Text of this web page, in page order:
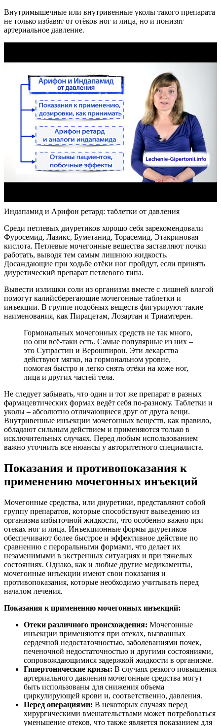
Внутримышечные или внутривенные уколы такого препарата
не только избавят от отёков ног и лица, но и понизят
артериальное давление.
Индапамид и Арифон ретард: таблетки от давления
Среди петлевых диуретиков хорошо себя зарекомендовали
Фуросемид, Лазикс, Буметанид, Торасемид, Этакриновая
кислота. Петлевые мочегонные вещества заставляют почки
работать, выводя тем самым лишнюю жидкость.
Досаждающие при ходьбе отёки ног пройдут, если принять
диуретический препарат петлевого типа.
Вывести излишки соли из организма вместе с лишней влагой
помогут калийсберегающие мочегонные таблетки и
инъекции. В группе подобных веществ фигурируют такие
наименования, как Пирацетам, Лозартан и Триамтерен.
Гормональных мочегонных средств не так много,
но они всё-таки есть. Самые популярные из них –
это Супрастин и Верошпирон. Эти лекарства
действуют мягко, на гормональном уровне,
помогая быстро и легко снять отёки на коже ног,
лица и других частей тела.
Не следует забывать, что один и тот же препарат в разных
фармацевтических формах ведёт себя по-разному. Таблетки и
уколы – абсолютно отличающиеся друг от друга вещи.
Внутривенные инъекции мочегонных веществ, как правило,
обладают сильным действием и применяются только в
исключительных случаях. Перед любым использованием
важно уточнить все нюансы у авторитетного специалиста.
Показания и противопоказания к
применению мочегонных инъекций
Мочегонные средства, или диуретики, представляют собой
группу препаратов, которые способствуют выведению из
организма избыточной жидкости, что особенно важно при
отеках ног и лица. Инъекционные формы диуретиков
обеспечивают более быстрое и эффективное действие по
сравнению с пероральными формами, что делает их
незаменимыми в экстренных ситуациях и при тяжелых
состояниях. Однако, как и любые другие медикаменты,
мочегонные инъекции имеют свои показания и
противопоказания, которые необходимо учитывать перед
началом лечения.
Показания к применению мочегонных инъекций:
Отеки различного происхождения: Мочегонные
инъекции применяются при отеках, вызванных
сердечной недостаточностью, заболеваниями почек,
печеночной недостаточностью и другими состояниями,
сопровождающимися задержкой жидкости в организме.
Гипертонические кризы: В случаях резкого повышения
артериального давления мочегонные средства могут
быть использованы для снижения объема
циркулирующей крови и, соответственно, давления.
Перед операциями: В некоторых случаях перед
хирургическими вмешательствами может потребоваться
уменьшение отеков, что также является показанием для